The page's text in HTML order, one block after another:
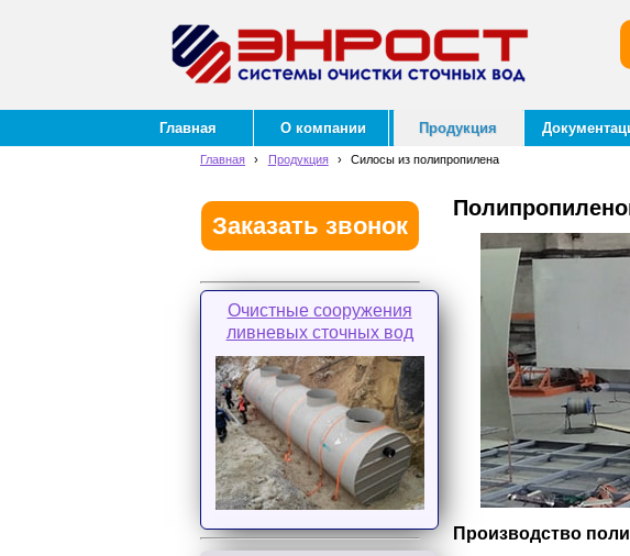
Главная О компании Продукция
Главная › Продукция › Силосы из полипропилена
Заказать звонок
Очистные сооружения
ливневых сточных вод
Производство